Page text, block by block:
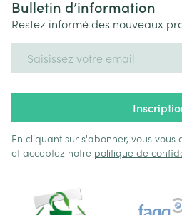
Bulletin d’information
Restez informé des nouveaux
En cliquant sur s'abonner, vous
et acceptez notre politique de